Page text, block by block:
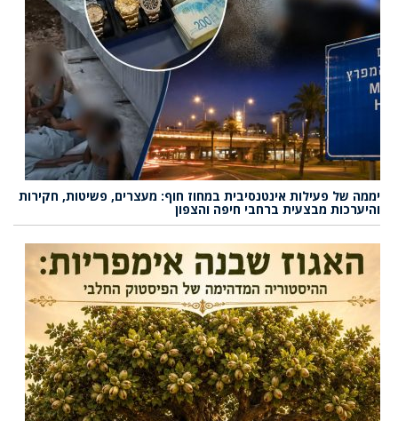
יממה של פעילות אינטנסיבית במחוז חוף: מעצרים, פשיטות, חקירות
והיערכות מבצעית ברחבי חיפה והצפון